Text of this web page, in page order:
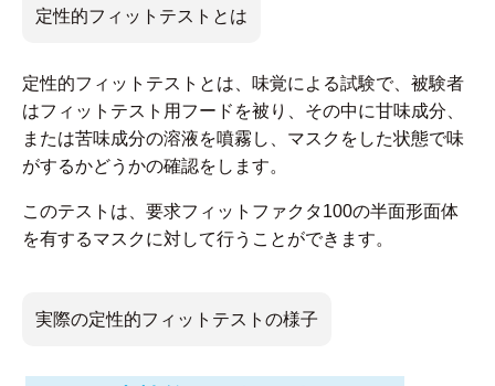
定性的フィットテストとは
定性的フィットテストとは、味覚による試験で、被験者
はフィットテスト用フードを被り、その中に甘味成分、
または苦味成分の溶液を噴霧し、マスクをした状態で味
がするかどうかの確認をします。
このテストは、要求フィットファクタ100の半面形面体
を有するマスクに対して行うことができます。
実際の定性的フィットテストの様子